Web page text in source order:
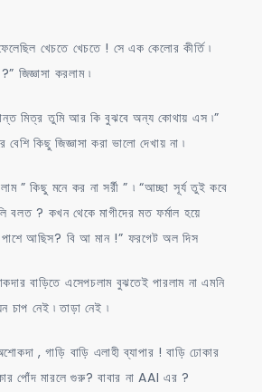
খেচতে খেচতে ! সে এক কেলোর কীর্তি ৷
জিজ্ঞাসা করলাম ৷
মিত্র তুমি আর কি বুঝবে অন্য কোথায় এস ৷”
কিছু জিজ্ঞাসা করা ভালো দেখায় না ৷
” কিছু মনে কর না সর্রী ” ৷ “আচ্ছা সূর্য তুই কবে
বলত ? কখন থেকে মাগীদের মত ফর্মাল হয়ে
আছিস? বি আ মান !” ফরগেট অল দিস
বাড়িতে এসেপচলাম বুঝতেই পারলাম না এমনি
নেই ৷ তাড়া নেই ৷
, গাড়ি বাড়ি এলাহী ব্যাপার ! বাড়ি ঢোকার
পোঁদ মারলে গুরু? বাবার না AAI এর ?